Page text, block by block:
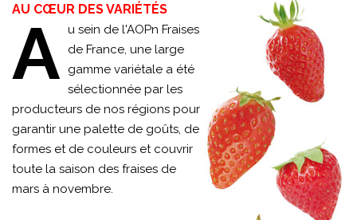
AU CŒUR DES VARIÉTÉS
A u sein de l'AOPn Fraises
de France, une large
gamme variétale a été
sélectionnée par les
producteurs de nos régions pour
garantir une palette de goûts, de
formes et de couleurs et couvrir
toute la saison des fraises de
mars à novembre.